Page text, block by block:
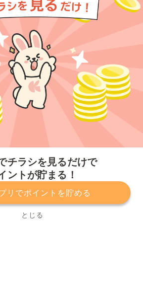
チラシを見るだけで
ントが貯まる！
リでポイントを貯める
とじる
ポリシー 利用規約
運営会社
お問い合わせ